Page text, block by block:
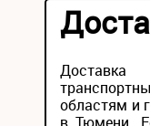
Доставка
областям и